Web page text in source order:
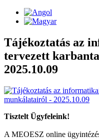
Tájékoztatás az
tervezett
2025.10.09
Tisztelt Ügyfeleink!
A MEOESZ online